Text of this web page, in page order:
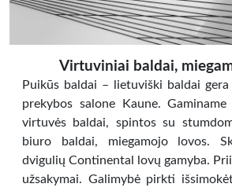
Virtuviniai baldai,
Puikūs baldai – lietuviški baldai
prekybos salone Kaune.
virtuvės baldai, spintos su
biuro baldai, miegamojo lovos.
dvigulių Continental lovų gamyba.
užsakymai. Galimybė pirkti